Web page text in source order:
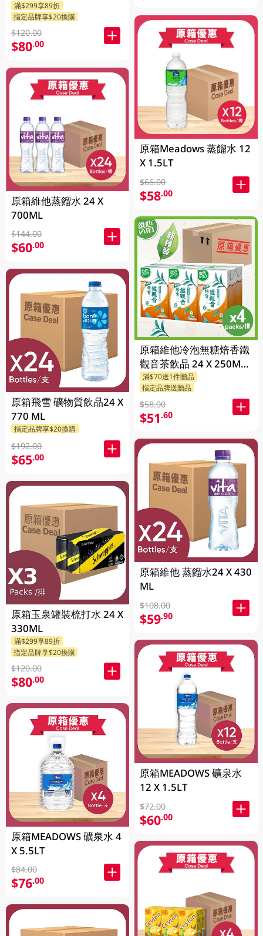
發送)
滿$299享89折
指定品牌享$20換購
$120.00
$80.00
原箱維他蒸餾水 24 X
700ML
$144.00
$60.00
原箱飛雪 礦物質飲品24 X
770 ML
指定品牌享$20換購
$192.00
$65.00
原箱玉泉罐裝梳打水 24 X
330ML
滿$299享89折
指定品牌享$20換購
$120.00
$80.00
原箱MEADOWS 礦泉水 4
X 5.5LT
$84.00
$76.00
原箱Meadows 蒸餾水 12
X 1.5LT
$66.00
$58.00
原箱維他冷泡無糖焙香鐵
觀音茶飲品 24 X 250ML
(新舊包裝隨機發貨)
滿$70送1件贈品
指定品牌送贈品
$58.00
$51.60
原箱維他 蒸餾水24 X 430
ML
$108.00
$59.90
原箱MEADOWS 礦泉水
12 X 1.5LT
$72.00
$60.00